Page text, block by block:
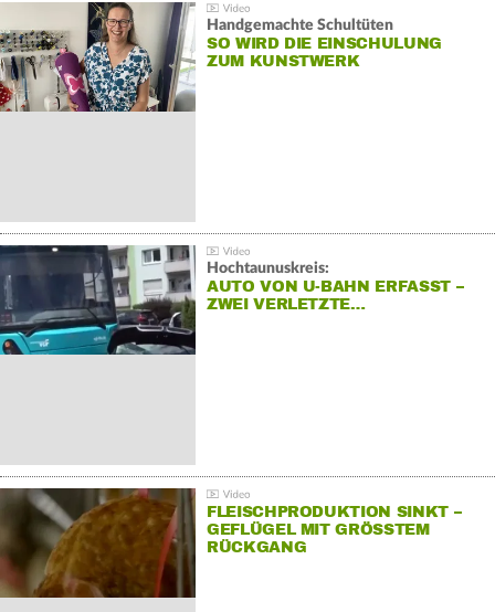
Handgemachte Schultüten
SO WIRD DIE EINSCHULUNG
ZUM KUNSTWERK
Hochtaunuskreis:
AUTO VON U-BAHN ERFASST –
ZWEI VERLETZTE…
FLEISCHPRODUKTION SINKT –
GEFLÜGEL MIT GRÖSSTEM R
ÜCKGANG